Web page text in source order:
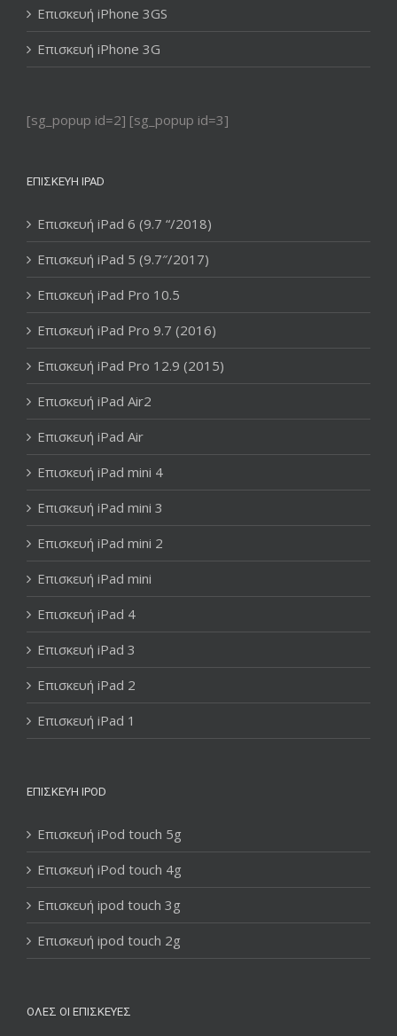
Επισκευή iPhone 3GS
Επισκευή iPhone 3G
[sg_popup id=2] [sg_popup id=3]
ΕΠΙΣΚΕΥΉ IPAD
Επισκευή iPad 6 (9.7 “/2018)
Επισκευή iPad 5 (9.7″/2017)
Επισκευή iPad Pro 10.5
Επισκευή iPad Pro 9.7 (2016)
Επισκευή iPad Pro 12.9 (2015)
Επισκευή iPad Air2
Επισκευή iPad Air
Επισκευή iPad mini 4
Επισκευή iPad mini 3
Επισκευή iPad mini 2
Επισκευή iPad mini
Επισκευή iPad 4
Επισκευή iPad 3
Επισκευή iPad 2
Επισκευή iPad 1
ΕΠΙΣΚΕΥΉ IPOD
Επισκευή iPod touch 5g
Επισκευή iPod touch 4g
Επισκευή ipod touch 3g
Επισκευή ipod touch 2g
ΌΛΕΣ ΟΙ ΕΠΙΣΚΕΥΈΣ